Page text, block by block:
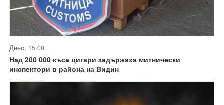
Днес, 15:00
Над 200 000 къса цигари задържаха митнически
инспектори в района на Видин